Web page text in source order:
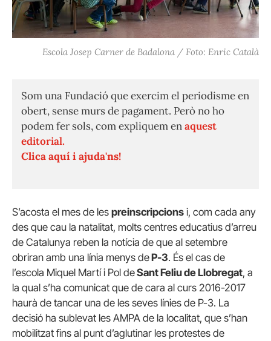
Escola Josep Carner de Badalona / Foto: Enric Català
Som una Fundació que exercim el periodisme en
obert, sense murs de pagament. Però no ho
podem fer sols, com expliquem enaquest
editorial.
Clica aquí i ajuda'ns!
S’acosta el mes de les preinscripcions i, com cada any
des que cau la natalitat, molts centres educatius d’arreu
de Catalunya reben la notícia de que al setembre
obriran amb una línia menys deP-3. És el cas de
l’escola Miquel Martí i Pol deSant Feliu de Llobregat, a
la qual s’ha comunicat que de cara al curs 2016-2017
haurà de tancar una de les seves línies de P-3. La
decisió ha sublevat les AMPA de la localitat, que s’han
mobilitzat fins al punt d’aglutinar les protestes de